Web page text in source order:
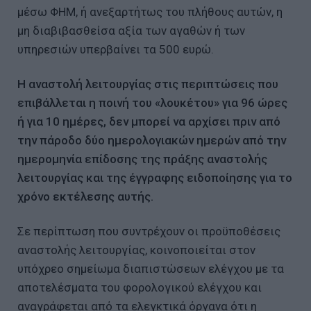
μέσω ΦΗΜ, ή ανεξαρτήτως του πλήθους αυτών, η
μη διαβιβασθείσα αξία των αγαθών ή των
υπηρεσιών υπερβαίνει τα 500 ευρώ.
Η αναστολή λειτουργίας στις περιπτώσεις που
επιβάλλεται η ποινή του «λουκέτου» για 96 ώρες
ή για 10 ημέρες, δεν μπορεί να αρχίσει πριν από
την πάροδο δύο ημερολογιακών ημερών από την
ημερομηνία επίδοσης της πράξης αναστολής
λειτουργίας και της έγγραφης ειδοποίησης για το
χρόνο εκτέλεσης αυτής.
Σε περίπτωση που συντρέχουν οι προϋποθέσεις
αναστολής λειτουργίας, κοινοποιείται στον
υπόχρεο σημείωμα διαπιστώσεων ελέγχου με τα
αποτελέσματα του φορολογικού ελέγχου και
αναγράφεται από τα ελεγκτικά όργανα ότι η